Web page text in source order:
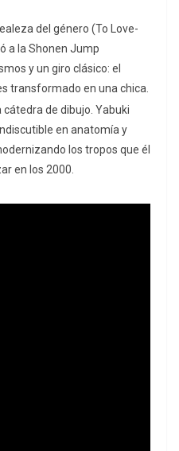
del género (To Love-
a la Shonen Jump
y un giro clásico: el
transformado en una chica.
cátedra de dibujo. Yabuki
en anatomía y
los tropos que él
en los 2000.